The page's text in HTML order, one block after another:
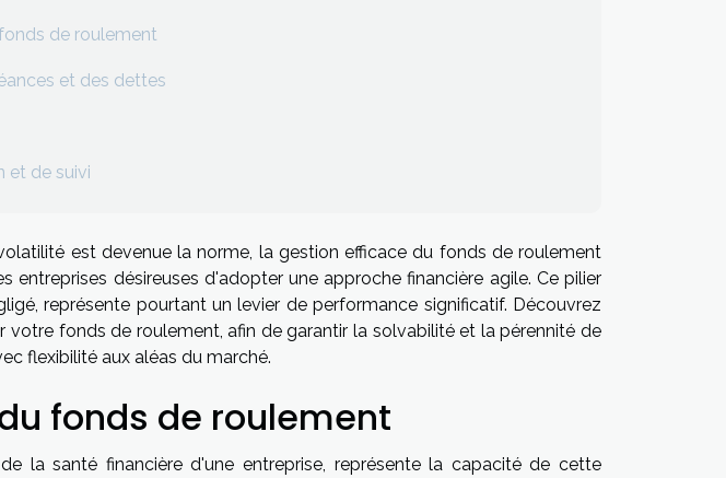
de roulement
et des dettes
et de suivi
est devenue la norme, la gestion efficace du fonds de roulement
entreprises désireuses d'adopter une approche financière agile. Ce pilier
représente pourtant un levier de performance significatif. Découvrez
fonds de roulement, afin de garantir la solvabilité et la pérennité de
flexibilité aux aléas du marché.
fonds de roulement
la santé financière d'une entreprise, représente la capacité de cette